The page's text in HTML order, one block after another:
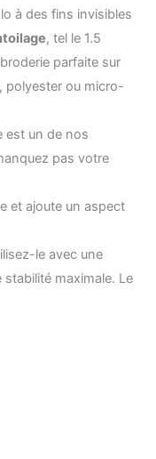
à des fins invisibles
, tel le 1.5
parfaite sur
polyester ou micro-
est un de nos
pas votre
et ajoute un aspect
le avec une
maximale. Le